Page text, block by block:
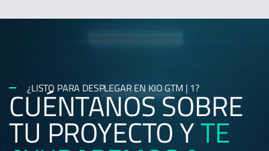
¿LISTO PARA DESPLEGAR EN KIO GTM | 1?
CUÉNTANOS SOBRE
TU PROYECTO YTE